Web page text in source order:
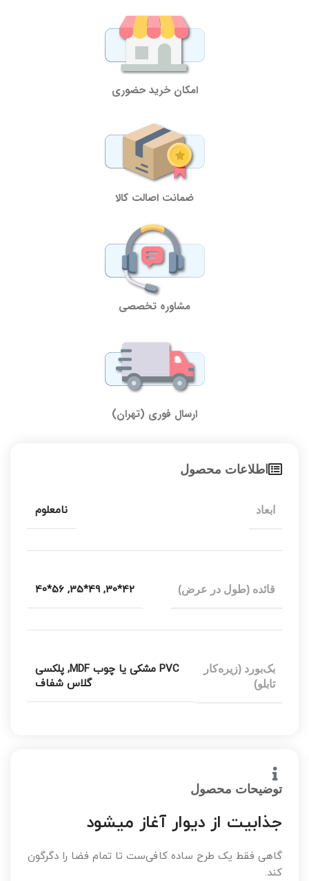
امکان خرید حضوری
ضمانت اصالت کالا
مشاوره تخصصی
ارسال فوری (تهران)
اطلاعات محصول
ابعاد نامعلوم
قائده (طول در عرض) 42*30
,
49*35
,
56*40
بک‌بورد (زیره‌کار
تابلو)
PVC مشکی یا چوب MDF , پلکسی
گلاس شفاف
توضیحات محصول
جذابیت از دیوار آغاز میشود
گاهی فقط یک طرح ساده کافی‌ست تا تمام فضا را دگرگون
کند.